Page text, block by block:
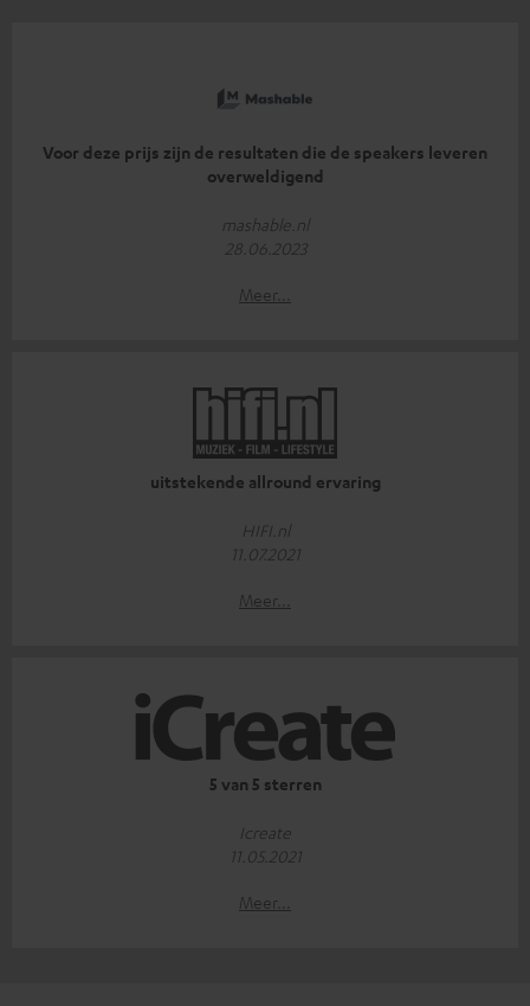
Voor deze prijs zijn de resultaten die de speakers leveren
overweldigend
mashable.nl
28.06.2023
Meer...
uitstekende allround ervaring
HIFI.nl
11.07.2021
Meer...
5 van 5 sterren
Icreate
11.05.2021
Meer...